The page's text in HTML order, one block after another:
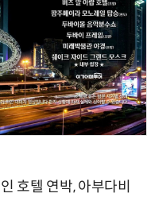
호텔 연박, 아부다비